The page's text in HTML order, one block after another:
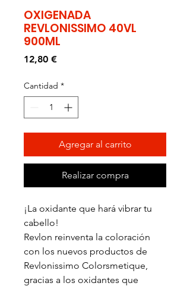
OXIGENADA
REVLONISSIMO 40VL
900ML
12,80 €Precio
Cantidad *
Agregar al carrito
Realizar compra
¡La oxidante que hará vibrar tu
cabello!
Revlon reinventa la coloración
con los nuevos productos de
Revlonissimo Colorsmetique,
gracias a los oxidantes que